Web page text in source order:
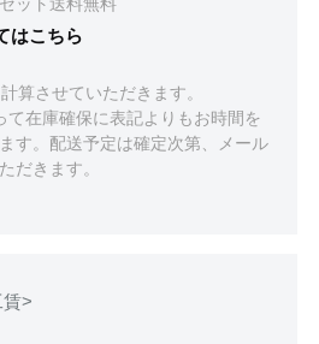
はこちら
算させていただきます。
て在庫確保に表記よりもお時間を
す。配送予定は確定次第、メール
だきます。
>